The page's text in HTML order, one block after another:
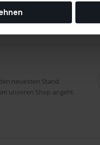
neuesten Stand
unseren Shop angeht.